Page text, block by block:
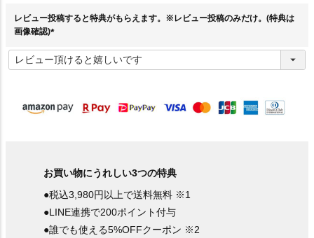
レビュー投稿すると特典がもらえます。※レビュー投稿のみだけ。(特典は
画像確認)
必
須
お買い物にうれしい3つの特典
●税込3,980円以上で送料無料 ※1
●LINE連携で200ポイント付与
●誰でも使える5%OFFクーポン ※2